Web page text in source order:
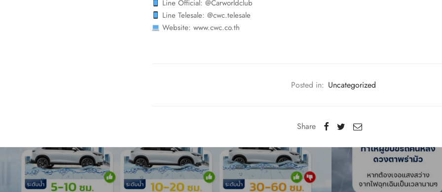
Line Official: @Carworldclub
Line Telesale: @cwc.telesale
Website: www.cwc.co.th
Posted in: Uncategorized
Share